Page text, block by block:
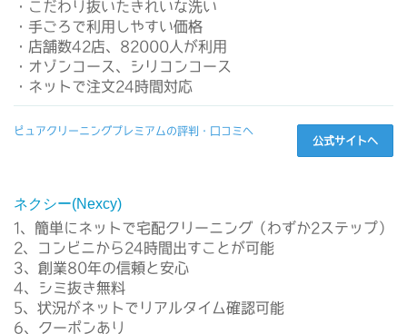
・こだわり抜いたきれいな洗い
・手ごろで利用しやすい価格
・店舗数42店、82000人が利用
・オゾンコース、シリコンコース
・ネットで注文24時間対応
ピュアクリーニングプレミアムの評判・口コミへ
公式サイトへ
ネクシー(Nexcy)
1、簡単にネットで宅配クリーニング（わずか2ステップ）
2、コンビニから24時間出すことが可能
3、創業80年の信頼と安心
4、シミ抜き無料
5、状況がネットでリアルタイム確認可能
6、クーポンあり